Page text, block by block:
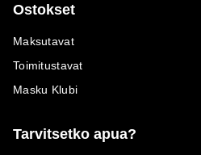
Ostokset
Maksutavat
Toimitustavat
Masku Klubi
Tarvitsetko apua?